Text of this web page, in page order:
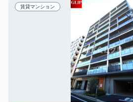
賃貸マンション